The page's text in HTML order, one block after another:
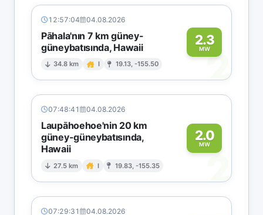
12:57:04 04.08.2026
Pāhala'nın 7 km güney-
güneybatısında, Hawaii
34.8 km I 19.13, -155.50
2.3
MW2
07:48:41 04.08.2026
Laupāhoehoe'nin 20 km
güney-güneybatısında,
Hawaii
27.5 km I 19.83, -155.35
2.0
MW
2
07:29:31 04.08.2026